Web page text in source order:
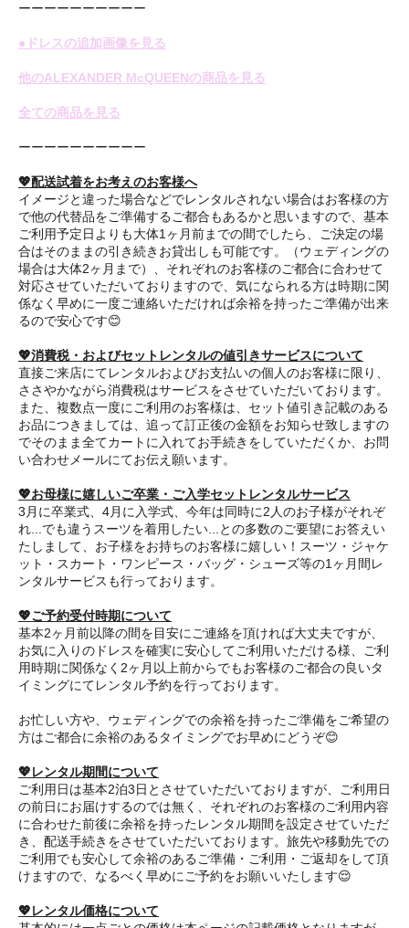
ーーーーーーーーーー
●ドレスの追加画像を見る
他のALEXANDER McQUEENの商品を見る
全ての商品を見る
ーーーーーーーーーー
💖配送試着をお考えのお客様へ
イメージと違った場合などでレンタルされない場合はお客様の方
で他の代替品をご準備するご都合もあるかと思いますので、基本
ご利用予定日よりも大体1ヶ月前までの間でしたら、ご決定の場
合はそのままの引き続きお貸出しも可能です。（ウェディングの
場合は大体2ヶ月まで）、それぞれのお客様のご都合に合わせて
対応させていただいておりますので、気になられる方は時期に関
係なく早めに一度ご連絡いただければ余裕を持ったご準備が出来
るので安心です😊
💖消費税・およびセットレンタルの値引きサービスについて
直接ご来店にてレンタルおよびお支払いの個人のお客様に限り、
ささやかながら消費税はサービスをさせていただいております。
また、複数点一度にご利用のお客様は、セット値引き記載のある
お品につきましては、追って訂正後の金額をお知らせ致しますの
でそのまま全てカートに入れてお手続きをしていただくか、お問
い合わせメールにてお伝え願います。
💖お母様に嬉しいご卒業・ご入学セットレンタルサービス
3月に卒業式、4月に入学式、今年は同時に2人のお子様がそれぞ
れ...でも違うスーツを着用したい...との多数のご要望にお答えい
たしまして、お子様をお持ちのお客様に嬉しい！スーツ・ジャケ
ット・スカート・ワンピース・バッグ・シューズ等の1ヶ月間レ
ンタルサービスも行っております。
💖ご予約受付時期について
基本2ヶ月前以降の間を目安にご連絡を頂ければ大丈夫ですが、
お気に入りのドレスを確実に安心してご利用いただける様、ご利
用時期に関係なく2ヶ月以上前からでもお客様のご都合の良いタ
イミングにてレンタル予約を行っております。
お忙しい方や、ウェディングでの余裕を持ったご準備をご希望の
方はご都合に余裕のあるタイミングでお早めにどうぞ😊
💖レンタル期間について
ご利用日は基本2泊3日とさせていただいておりますが、ご利用日
の前日にお届けするのでは無く、それぞれのお客様のご利用内容
に合わせた前後に余裕を持ったレンタル期間を設定させていただ
き、配送手続きをさせていただいております。旅先や移動先での
ご利用でも安心して余裕のあるご準備・ご利用・ご返却をして頂
けますので、なるべく早めにご予約をお願いいたします😌
💖レンタル価格について